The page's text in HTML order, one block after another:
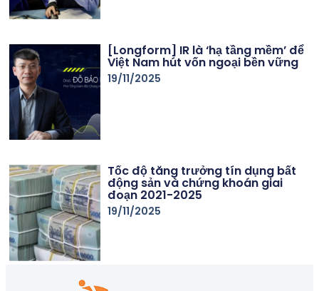
[Longform] IR là ‘hạ tầng mềm’ để
Việt Nam hút vốn ngoại bền vững
19/11/2025
Tốc độ tăng trưởng tín dụng bất
động sản và chứng khoán giai
đoạn 2021-2025
19/11/2025